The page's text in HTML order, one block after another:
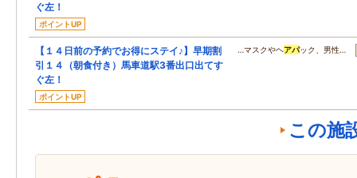
ぐ左！
ポイントUP
【１４日前の予約でお得にステイ♪】早期割
引１４（朝食付き）馬車道駅3番出口出てす
ぐ左！
ポイントUP
…マスクやヘアパック、男性…
この施